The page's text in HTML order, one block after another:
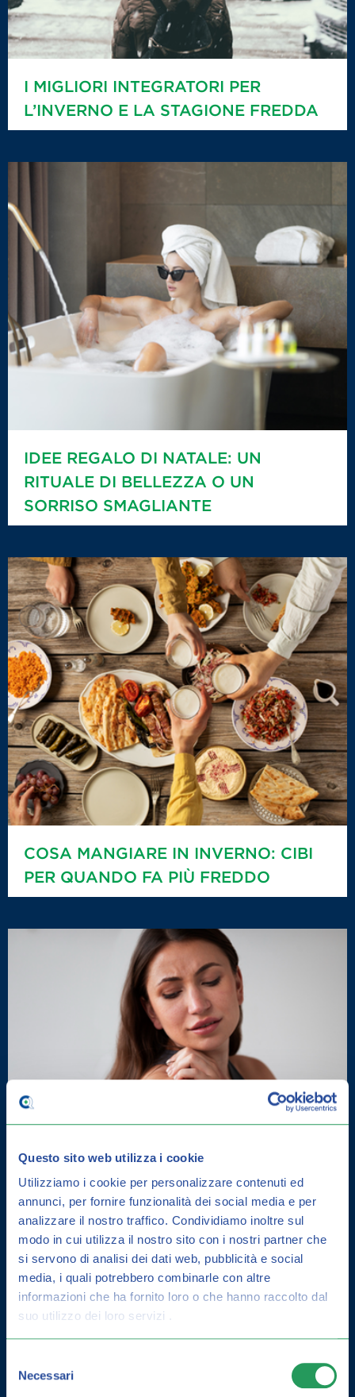
Questo sito web utilizza i cookie
Utilizziamo i cookie per personalizzare contenuti ed
annunci, per fornire funzionalità dei social media e per
analizzare il nostro traffico. Condividiamo inoltre sul
modo in cui utilizza il nostro sito con i nostri partner che
si servono di analisi dei dati web, pubblicità e social
media, i quali potrebbero combinarle con altre
informazioni che ha fornito loro o che hanno raccolto dal
suo utilizzo dei loro servizi .
delNecessari
I MIGLIORI INTEGRATORI PER
L’INVERNO E LA STAGIONE FREDDA
IDEE REGALO DI NATALE: UN
RITUALE DI BELLEZZA O UN
SORRISO SMAGLIANTE
COSA MANGIARE IN INVERNO: CIBI
PER QUANDO FA PIÙ FREDDO
DERMATITE SEBORROICA: COME
CURARLA E GUIDA ALLA
PREVENZIONE